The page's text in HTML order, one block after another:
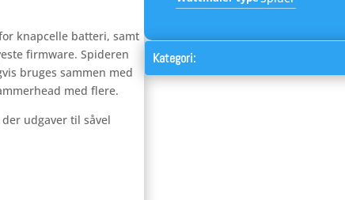
knapcelle batteri, samt
firmware. Spideren
bruges sammen med
med flere.
udgaver til såvel
Kategori: